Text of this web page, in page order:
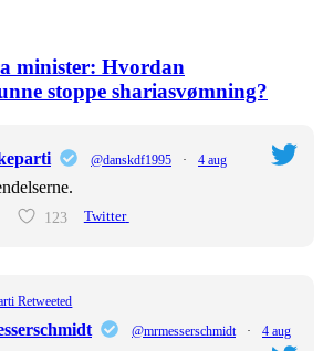
minister: Hvordan
stoppe shariasvømning?
@danskdf1995 · 4 aug
123 Twitter
Retweeted
@mrmesserschmidt · 4 aug